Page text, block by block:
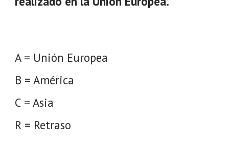
A = Unión Europea
B = América
C = Asia
R = Retraso